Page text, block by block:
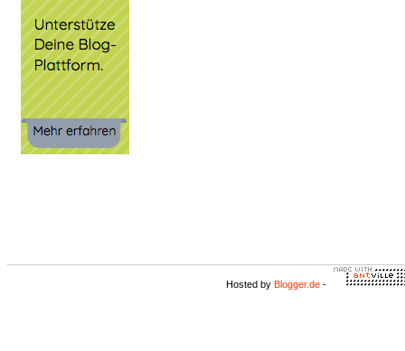
Hosted by Blogger.de -